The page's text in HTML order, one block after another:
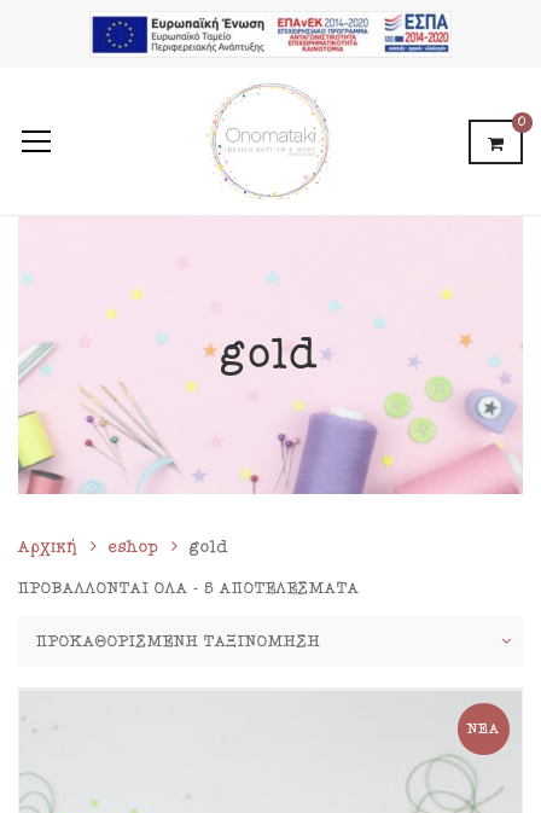
0
gold
Αρχική eshop gold
ΠΡΟΒΆΛΛΟΝΤΑΙ ΌΛΑ - 5 ΑΠΟΤΕΛΈΣΜΑΤΑ
ΝΈΑ